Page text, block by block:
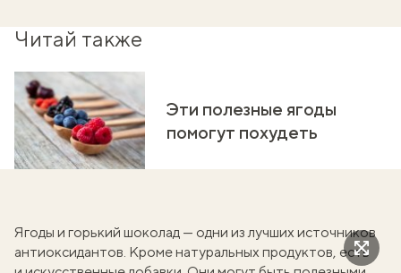
Читай также
Эти полезные ягоды
помогут похудеть
Ягоды и горький шоколад — одни из лучших источников
антиоксидантов. Кроме натуральных продуктов, есть